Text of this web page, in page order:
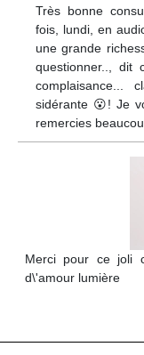
Très bonne
fois, lundi, en
une grande
questionner.., dit
complaisance...
sidérante 😮! Je
remercies
Merci pour ce joli
d\'amour lumière